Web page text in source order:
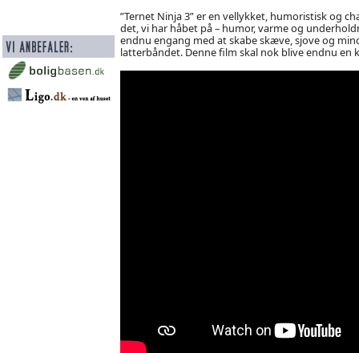
”Ternet Ninja 3” er en vellykket, humoristisk og
det, vi har håbet på – humor, varme og
endnu engang med at skabe skæve, sjove og
latterbåndet. Denne film skal nok blive endnu en